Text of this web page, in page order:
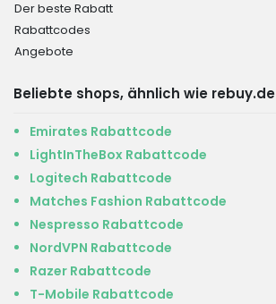
Der beste Rabatt
Rabattcodes
Angebote
Beliebte shops, ähnlich wie rebuy.de
Emirates Rabattcode
LightInTheBox Rabattcode
Logitech Rabattcode
Matches Fashion Rabattcode
Nespresso Rabattcode
NordVPN Rabattcode
Razer Rabattcode
T-Mobile Rabattcode